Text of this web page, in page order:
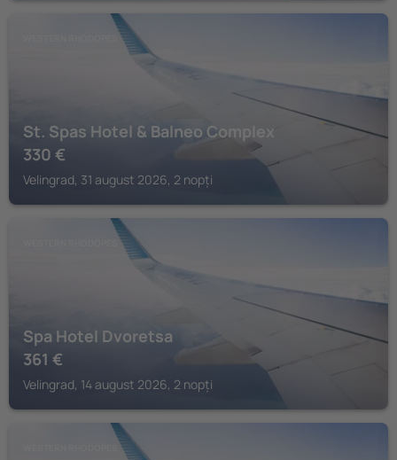
St. Spas Hotel & Balneo Complex
330 €
Velingrad, 31 august 2026, 2 nopți
Spa Hotel Dvoretsa
361 €
Velingrad, 14 august 2026, 2 nopți